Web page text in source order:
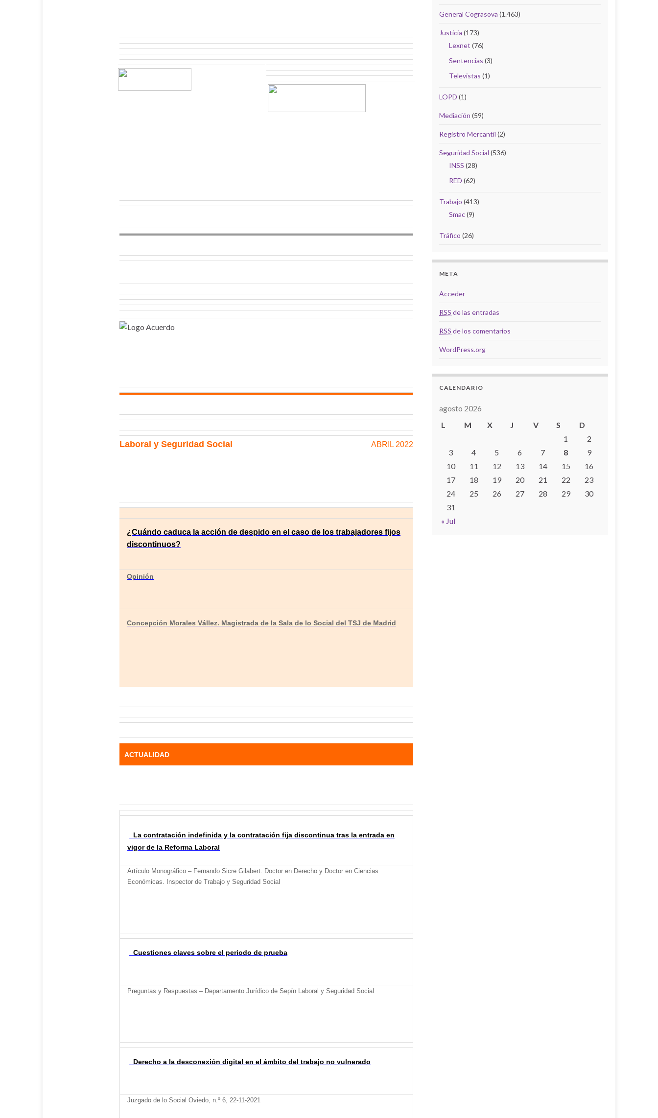
Laboral y Seguridad Social ABRIL 2022
¿Cuándo caduca la acción de despido en el caso de los trabajadores fijos
discontinuos?
Opinión
Concepción Morales Vállez. Magistrada de la Sala de lo Social del TSJ de Madrid
ACTUALIDAD
La contratación indefinida y la contratación fija discontinua tras la entrada en
vigor de la Reforma Laboral
Artículo Monográfico – Fernando Sicre Gilabert. Doctor en Derecho y Doctor en Ciencias
Económicas. Inspector de Trabajo y Seguridad Social
Cuestiones claves sobre el periodo de prueba
Preguntas y Respuestas – Departamento Jurídico de Sepín Laboral y Seguridad Social
Derecho a la desconexión digital en el ámbito del trabajo no vulnerado
Juzgado de lo Social Oviedo, n.º 6, 22-11-2021
General Cograsova (1.463)
Justicia (173)
Lexnet (76)
Sentencias (3)
Televistas (1)
LOPD (1)
Mediación (59)
Registro Mercantil (2)
Seguridad Social (536)
INSS (28)
RED (62)
Trabajo (413)
Smac(9)
Tráfico (26)
META
Acceder
RSS de las entradas
RSS de los comentarios
WordPress.org
CALENDARIO
agosto 2026
L
M X J V S D
« Jul
1
2
3
4 5 6 7 8
9
10
11 12 13 14 15
16
17
18 19 20 21 22
23
24
25 26 27 28 29
30
31